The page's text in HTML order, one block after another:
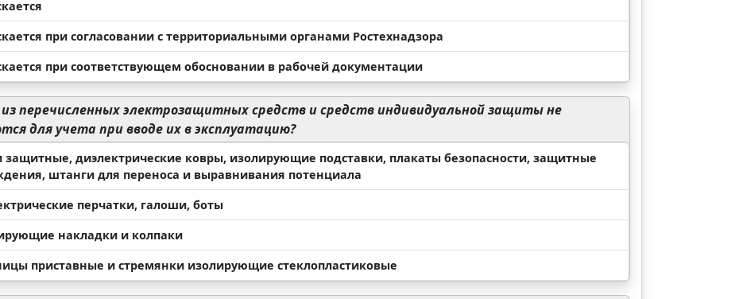
при согласовании с территориальными органами Ростехнадзора
при соответствующем обосновании в рабочей документации
перечисленных электрозащитных средств и средств индивидуальной защиты не
для учета при вводе их в эксплуатацию?
защитные, диэлектрические ковры, изолирующие подставки, плакаты безопасности, защитные
штанги для переноса и выравнивания потенциала
перчатки, галоши, боты
накладки и колпаки
приставные и стремянки изолирующие стеклопластиковые